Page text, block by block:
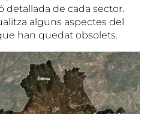
detallada de cada sector.
alguns aspectes del
han quedat obsolets.